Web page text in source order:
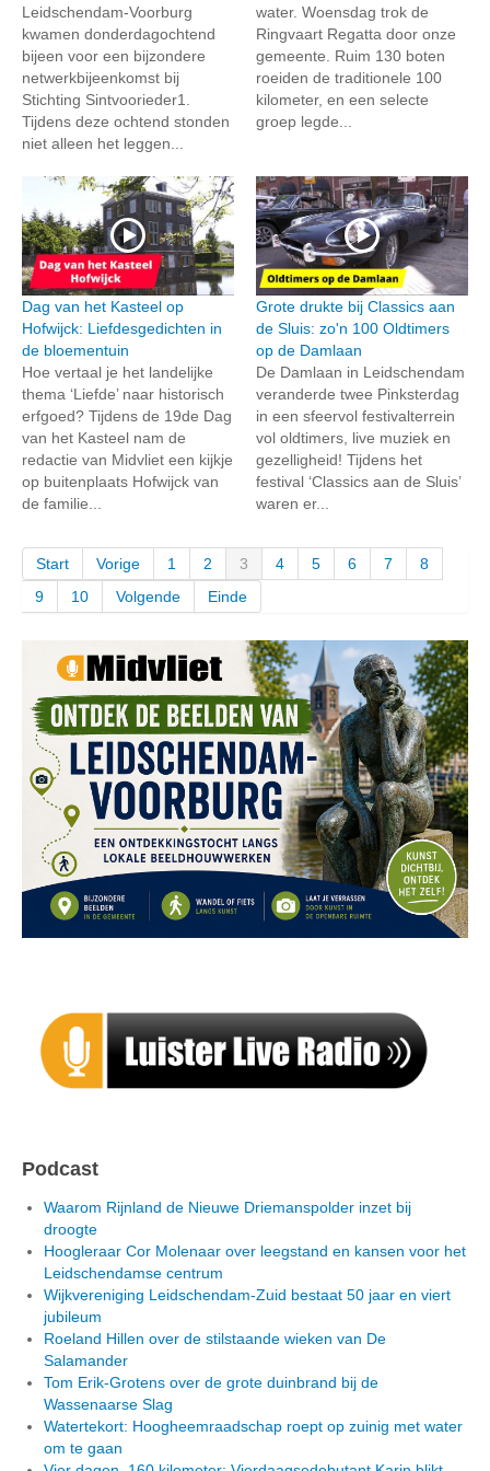
Leidschendam-Voorburg
kwamen donderdagochtend
bijeen voor een bijzondere
netwerkbijeenkomst bij
Stichting Sintvoorieder1.
Tijdens deze ochtend stonden
niet alleen het leggen...
water. Woensdag trok de
Ringvaart Regatta door onze
gemeente. Ruim 130 boten
roeiden de traditionele 100
kilometer, en een selecte
groep legde...
Dag van het Kasteel op
Hofwijck: Liefdesgedichten in
de bloementuin
Hoe vertaal je het landelijke
thema ‘Liefde’ naar historisch
erfgoed? Tijdens de 19de Dag
van het Kasteel nam de
redactie van Midvliet een kijkje
op buitenplaats Hofwijck van
de familie...
Grote drukte bij Classics aan
de Sluis: zo'n 100 Oldtimers
op de Damlaan
De Damlaan in Leidschendam
veranderde twee Pinksterdag
in een sfeervol festivalterrein
vol oldtimers, live muziek en
gezelligheid! Tijdens het
festival ‘Classics aan de Sluis’
waren er...
Start Vorige 1 2 3 4 5 6 7
8
9
10 Volgende Einde
Podcast
Waarom Rijnland de Nieuwe Driemanspolder inzet bij
droogte
Hoogleraar Cor Molenaar over leegstand en kansen voor het
Leidschendamse centrum
Wijkvereniging Leidschendam-Zuid bestaat 50 jaar en viert
jubileum
Roeland Hillen over de stilstaande wieken van De
Salamander
Tom Erik-Grotens over de grote duinbrand bij de
Wassenaarse Slag
Watertekort: Hoogheemraadschap roept op zuinig met water
om te gaan